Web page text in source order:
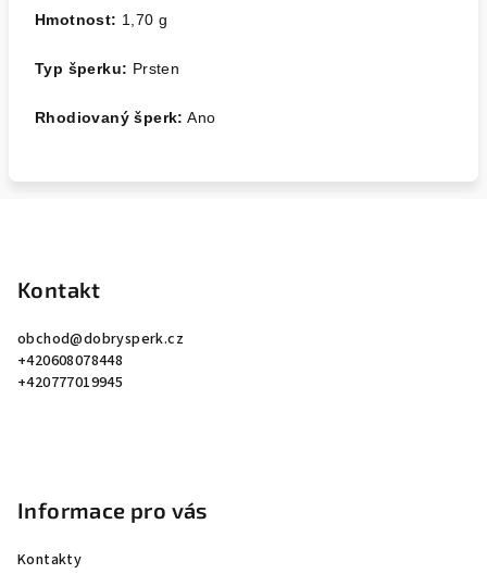
Hmotnost: 1,70g
Typ šperku: Prsten
Rhodiovaný šperk: Ano
Kontakt
obchod@dobrysperk.cz
+420608078448
+420777019945
Informace pro vás
Kontakty